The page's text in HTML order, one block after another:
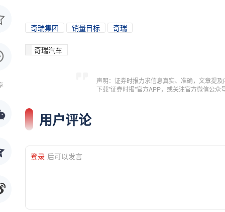
奇瑞集团 销量目标 奇瑞
奇瑞汽车
声明：证券时报力求信息真实、准确，文章提
下载"证券时报"官方APP，或关注官方微信公
用户评论
登录 后可以发言